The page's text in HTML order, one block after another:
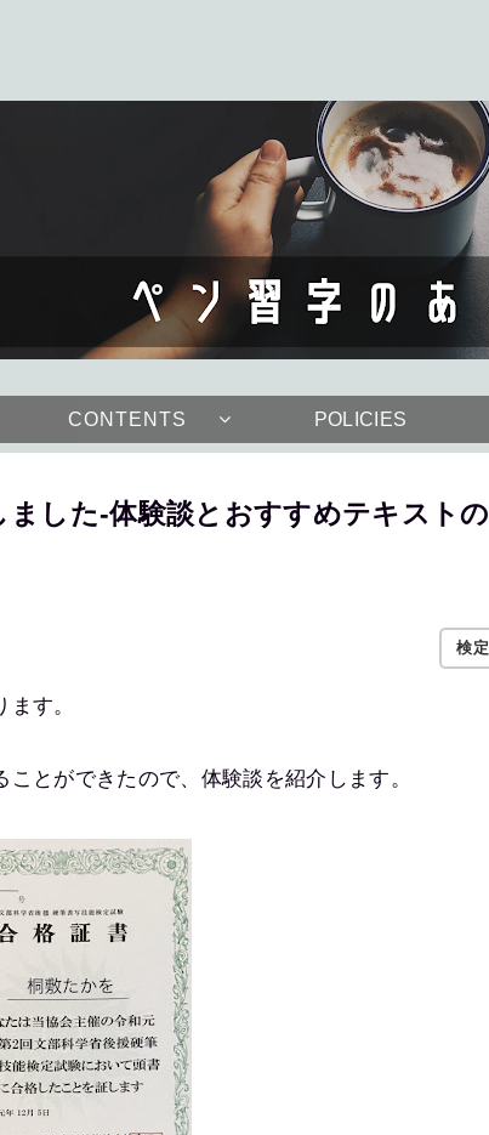
CONTENTS POLICIES
ました-体験談とおすすめテキストの
検定
す。
とができたので、体験談を紹介します。